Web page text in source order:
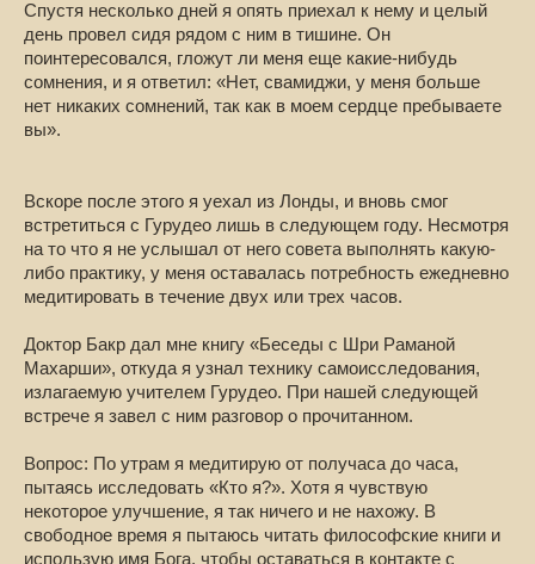
Спустя несколько дней я опять приехал к нему и целый
день провел сидя рядом с ним в тишине. Он
поинтересовался, гложут ли меня еще какие-нибудь
сомнения, и я ответил: «Нет, свамиджи, у меня больше
нет никаких сомнений, так как в моем сердце пребываете
вы».
Вскоре после этого я уехал из Лонды, и вновь смог
встретиться с Гурудео лишь в следующем году. Несмотря
на то что я не услышал от него совета выполнять какую-
либо практику, у меня оставалась потребность ежедневно
медитировать в течение двух или трех часов.
Доктор Бакр дал мне книгу «Беседы с Шри Раманой
Махарши», откуда я узнал технику самоисследования,
излагаемую учителем Гурудео. При нашей следующей
встрече я завел с ним разговор о прочитанном.
Вопрос: По утрам я медитирую от получаса до часа,
пытаясь исследовать «Кто я?». Хотя я чувствую
некоторое улучшение, я так ничего и не нахожу. В
свободное время я пытаюсь читать философские книги и
использую имя Бога, чтобы оставаться в контакте с